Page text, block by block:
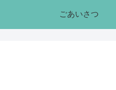
ごあいさつ